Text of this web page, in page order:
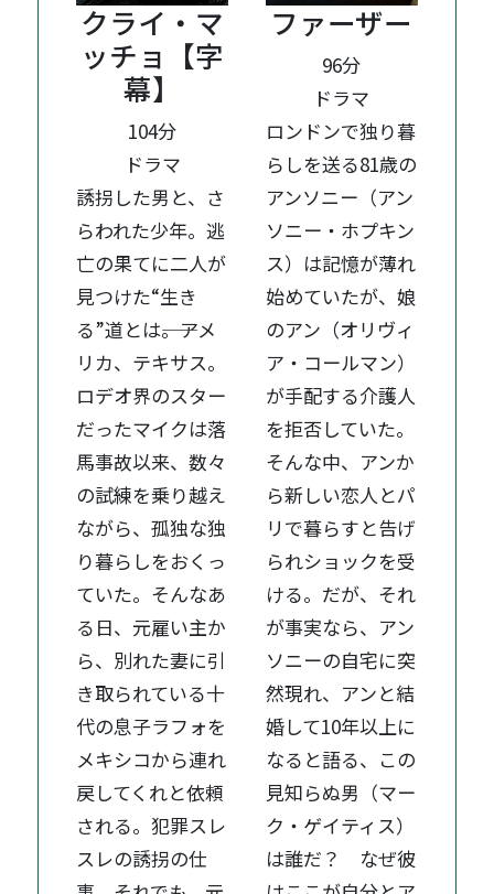
クライ・マ
ッチョ【字
幕】
104分
ドラマ
誘拐した男と、さ
らわれた少年。逃
亡の果てに二人が
見つけた“生き
る”道とは――。アメ
リカ、テキサス。
ロデオ界のスター
だったマイクは落
馬事故以来、数々
の試練を乗り越え
ながら、孤独な独
り暮らしをおくっ
ていた。そんなあ
る日、元雇い主か
ら、別れた妻に引
き取られている十
代の息子ラフォを
メキシコから連れ
戻してくれと依頼
される。犯罪スレ
スレの誘拐の仕
ファーザー
96分
ドラマ
ロンドンで独り暮
らしを送る81歳の
アンソニー（アン
ソニー・ホプキン
ス）は記憶が薄れ
始めていたが、娘
のアン（オリヴィ
ア・コールマン）
が手配する介護人
を拒否していた。
そんな中、アンか
ら新しい恋人とパ
リで暮らすと告げ
られショックを受
ける。だが、それ
が事実なら、アン
ソニーの自宅に突
然現れ、アンと結
婚して10年以上に
なると語る、この
見知らぬ男（マー
ク・ゲイティス）
は誰だ？ なぜ彼